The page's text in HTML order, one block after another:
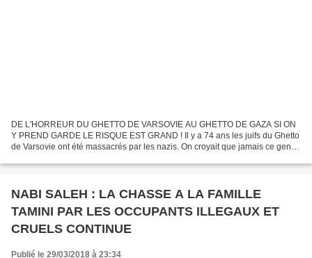
DE L'HORREUR DU GHETTO DE VARSOVIE AU GHETTO DE GAZA SI ON
Y PREND GARDE LE RISQUE EST GRAND ! Il y a 74 ans les juifs du Ghetto
de Varsovie ont été massacrés par les nazis. On croyait que jamais ce genre
NABI SALEH : LA CHASSE A LA FAMILLE
TAMINI PAR LES OCCUPANTS ILLEGAUX ET
CRUELS CONTINUE
Publié le 29/03/2018 à 23:34